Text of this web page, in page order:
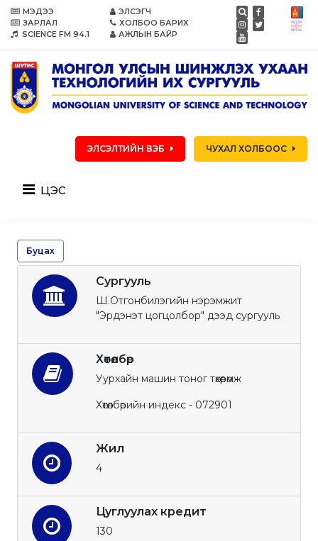
МЭДЭЭ
ЗАРЛАЛ
SCIENCE FM 94.1
ЭЛСЭГЧ
ХОЛБОО БАРИХ
АЖЛЫН БАЙР
ЭЛСЭЛТИЙН ВЭБ ЧУХАЛ ХОЛБООС
цэс
Буцах
Сургууль
Ш.Отгонбилэгийн нэрэмжит
"Эрдэнэт цогцолбор" дээд сургууль
Хөтөлбөр
Уурхайн машин тоног төхөөрөмж
Хөтөлбөрийн индекс - 072901
Жил
4
Цуглуулах кредит
130